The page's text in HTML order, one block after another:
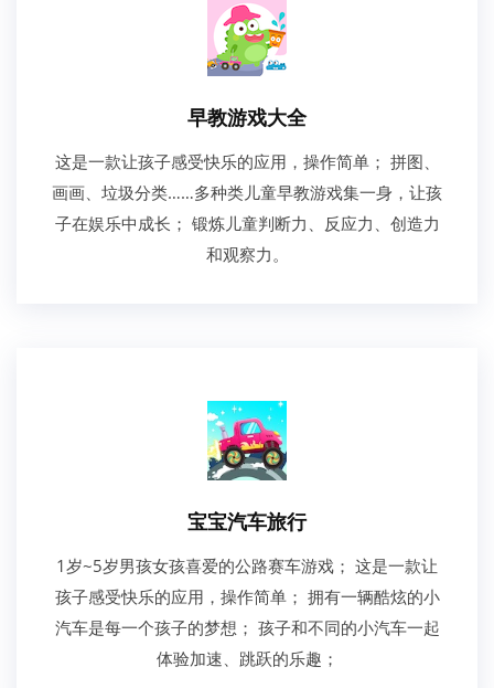
早教游戏大全
这是一款让孩子感受快乐的应用，操作简单； 拼图、
画画、垃圾分类……多种类儿童早教游戏集一身，让孩
子在娱乐中成长； 锻炼儿童判断力、反应力、创造力
和观察力。
宝宝汽车旅行
1岁~5岁男孩女孩喜爱的公路赛车游戏； 这是一款让
孩子感受快乐的应用，操作简单； 拥有一辆酷炫的小
汽车是每一个孩子的梦想； 孩子和不同的小汽车一起
体验加速、跳跃的乐趣；